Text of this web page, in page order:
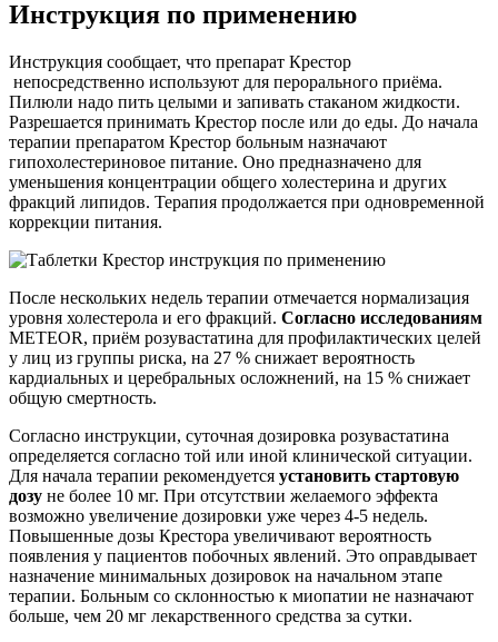
Инструкция по применению
Инструкция сообщает, что препарат Крестор
непосредственно используют для перорального приёма.
Пилюли надо пить целыми и запивать стаканом жидкости.
Разрешается принимать Крестор после или до еды. До начала
терапии препаратом Крестор больным назначают
гипохолестериновое питание. Оно предназначено для
уменьшения концентрации общего холестерина и других
фракций липидов. Терапия продолжается при одновременной
коррекции питания.
После нескольких недель терапии отмечается нормализация
уровня холестерола и его фракций. Согласно исследованиям
METEOR, приём розувастатина для профилактических целей
у лиц из группы риска, на 27 % снижает вероятность
кардиальных и церебральных осложнений, на 15 % снижает
общую смертность.
Согласно инструкции, суточная дозировка розувастатина
определяется согласно той или иной клинической ситуации.
Для начала терапии рекомендуется установить стартовую
дозу не более 10 мг. При отсутствии желаемого эффекта
возможно увеличение дозировки уже через 4-5 недель.
Повышенные дозы Крестора увеличивают вероятность
появления у пациентов побочных явлений. Это оправдывает
назначение минимальных дозировок на начальном этапе
терапии. Больным со склонностью к миопатии не назначают
больше, чем 20 мг лекарственного средства за сутки.